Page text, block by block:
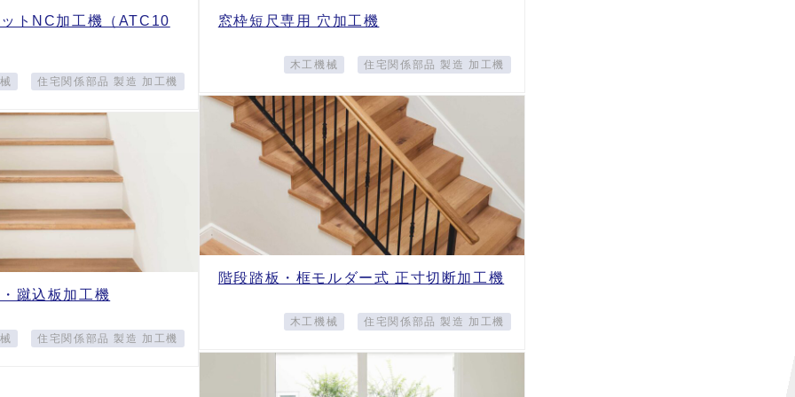
トNC加工機（ATC10
住宅関係部品 製造 加工機
窓枠短尺専用 穴加工機
木工機械 住宅関係部品 製造 加工機
階段踏板・框モルダー式 正寸切断加工機
木工機械 住宅関係部品 製造 加工機
蹴込板加工機
住宅関係部品 製造 加工機